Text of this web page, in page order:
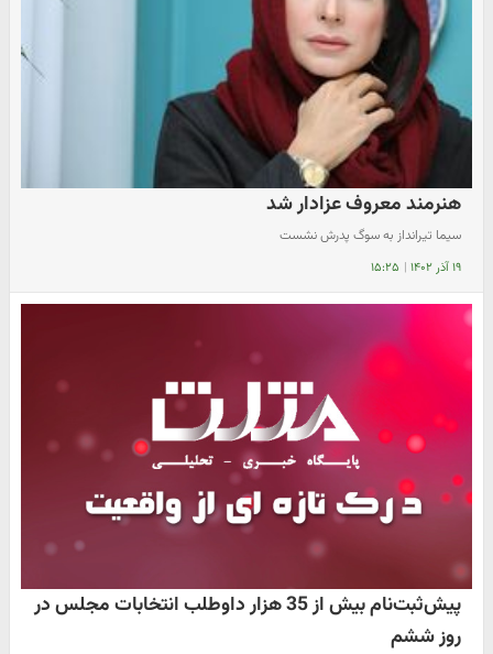
هنرمند معروف عزادار شد
سیما تیرانداز به سوگ پدرش نشست
۱۹ آذر ۱۴۰۲ | ۱۵:۲۵
پیش‌ثبت‌نام بیش از 35 هزار داوطلب انتخابات مجلس در
روز ششم